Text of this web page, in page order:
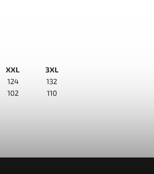
XXL
3XL
124
132
102 110